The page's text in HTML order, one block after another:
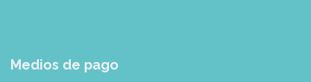
Medios de pago